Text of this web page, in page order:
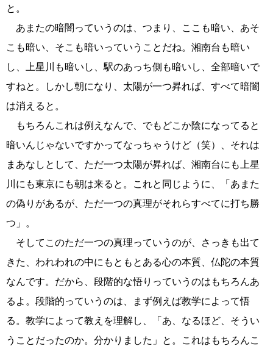
と。
あまたの暗闇っていうのは、つまり、ここも暗い、あそ
こも暗い、そこも暗いっていうことだね。湘南台も暗い
し、上星川も暗いし、駅のあっち側も暗いし、全部暗いで
すねと。しかし朝になり、太陽が一つ昇れば、すべて暗闇
は消えると。
もちろんこれは例えなんで、でもどこか陰になってると
暗いんじゃないですかってなっちゃうけど（笑）、それは
まあなしとして、ただ一つ太陽が昇れば、湘南台にも上星
川にも東京にも朝は来ると。これと同じように、「あまた
の偽りがあるが、ただ一つの真理がそれらすべてに打ち勝
つ」。
そしてこのただ一つの真理っていうのが、さっきも出て
きた、われわれの中にもともとある心の本質、仏陀の本質
なんです。だから、段階的な悟りっていうのはもちろんあ
るよ。段階的っていうのは、まず例えば教学によって悟
る。教学によって教えを理解し、「あ、なるほど、そうい
うことだったのか。分かりました」と。これはもちろんこ